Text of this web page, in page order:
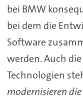
bei BMW
bei dem die
Software
werden. Auch
Technologien
modernisieren